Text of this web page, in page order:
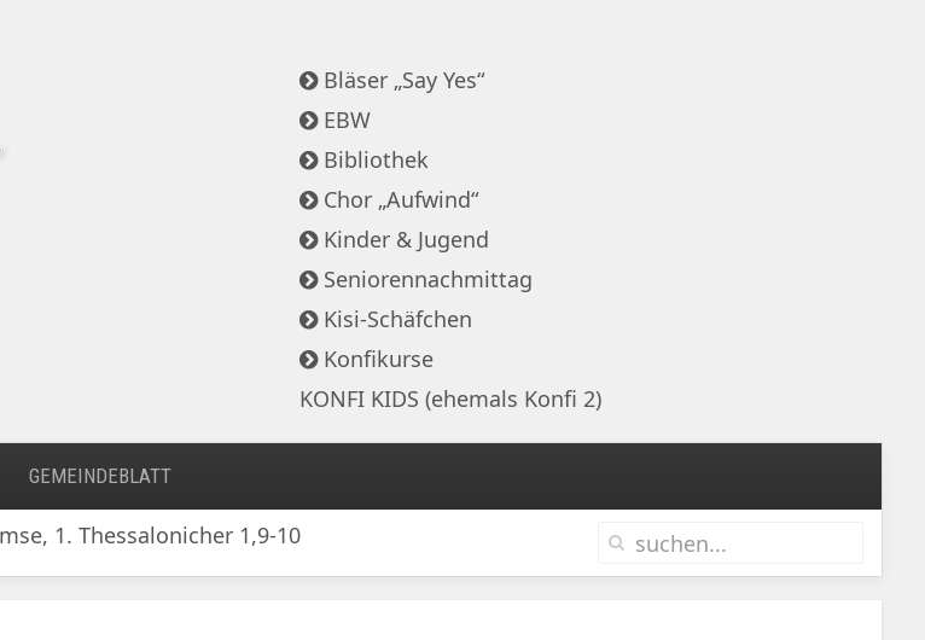
Bläser „Say Yes“
EBW
Bibliothek
Chor „Aufwind“
Kinder & Jugend
Seniorennachmittag
Kisi-Schäfchen
Konfikurse
KONFI KIDS (ehemals Konfi 2)
GEMEINDEBLATT
1. Thessalonicher 1,9-10